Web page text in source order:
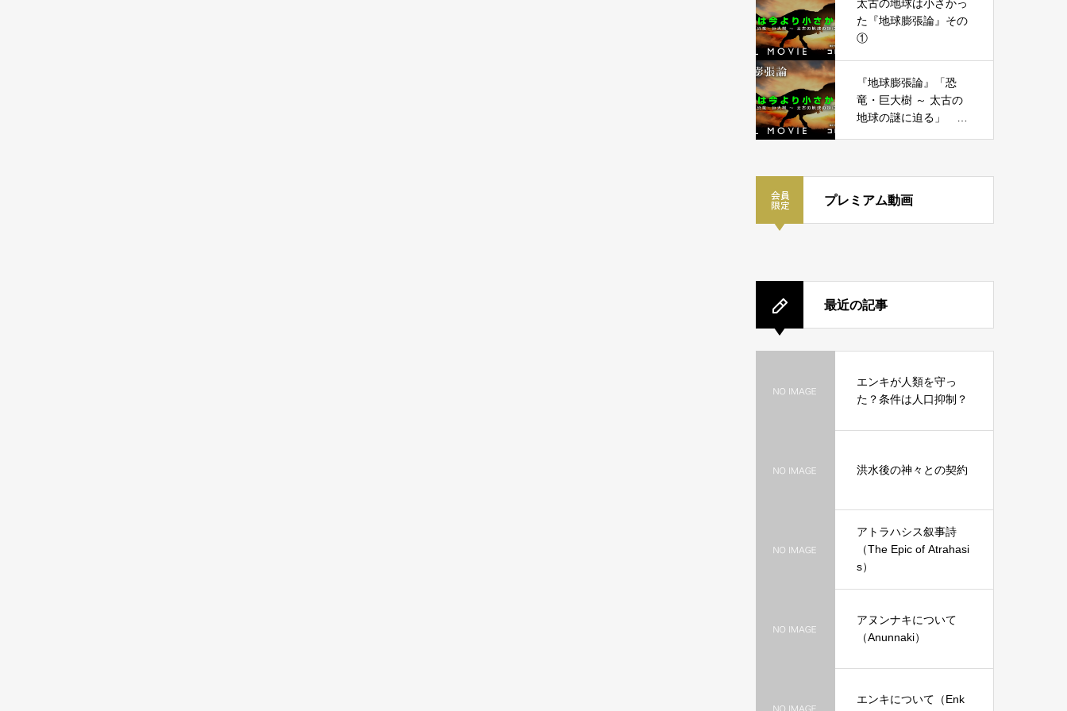
太古の地球は小さかっ
た『地球膨張論』その
①
『地球膨張論』「恐
竜・巨大樹 ～ 太古の
地球の謎に迫る」 コ
プレミアム動画
最近の記事
エンキが人類を守っ
た？条件は人口抑制？
洪水後の神々との契約
アトラハシス叙事詩
（The Epic of Atrahasi
s）
アヌンナキについて
（Anunnaki）
エンキについて（Enk